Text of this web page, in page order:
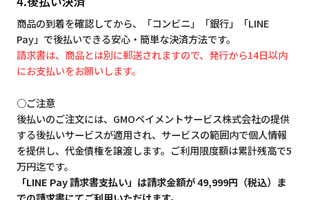
商品の到着を確認してから、「コンビニ」「銀行」「LINE
Pay」で後払いできる安心・簡単な決済方法です。
請求書は、商品とは別に郵送されますので、発行から14日以内
にお支払いをお願いします。
○ご注意
後払いのご注文には、GMOペイメントサービス株式会社の提供
する後払いサービスが適用され、サービスの範囲内で個人情報
を提供し、代金債権を譲渡します。ご利用限度額は累計残高で5
万円迄です。
「LINE Pay 請求書支払い」は請求金額が 49,999円（税込）ま